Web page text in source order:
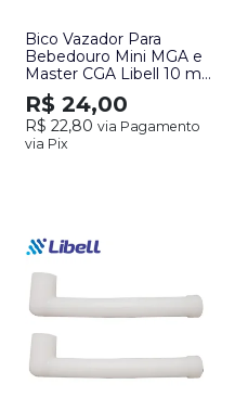
Bico Vazador Para
Bebedouro Mini MGA e
Master CGA Libell 10 mm
- par
R$ 24,00
R$ 22,80 via Pagamento
via Pix